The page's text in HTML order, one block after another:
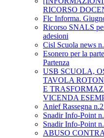
RICORSO
Flc Informa.
Ricorso SNALS
adesioni
Cisl Scuola news
Esonero per la
Partenza
USB SCUOLA,
TAVOLA
E
VICENDA
Anief Rassegna
Snadir Info-Point
Snadir Info-Point
ABUSO